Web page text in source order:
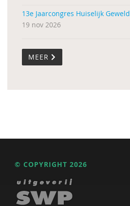
13e Jaarcongres Huiselijk Geweld
19 nov 2026
MEER
© COPYRIGHT 2026